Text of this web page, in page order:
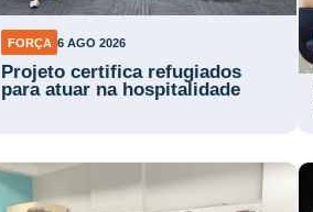
FORÇA 6 AGO 2026
Projeto certifica refugiados
para atuar na hospitalidade